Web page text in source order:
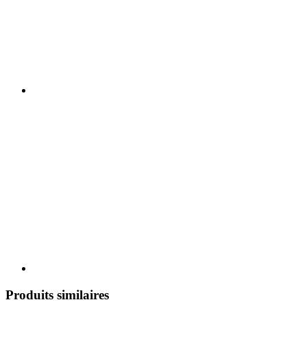
Produits similaires